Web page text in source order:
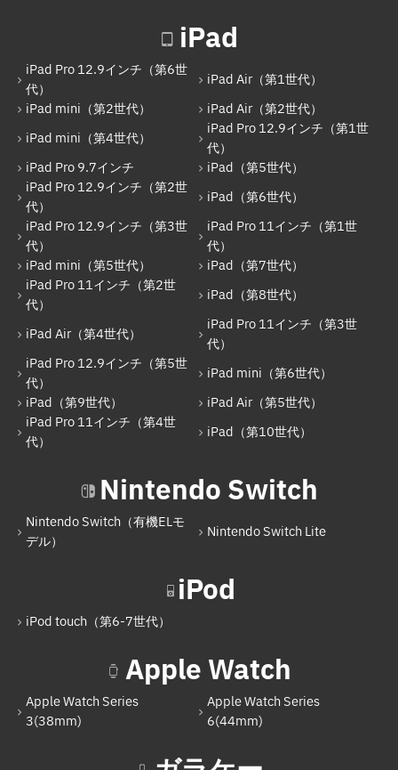
iPad Pro 12.9インチ（第3世代）
iPad Pro 11インチ（第1世代）
iPad mini（第5世代）
iPad（第7世代）
iPad Air（第4世代）
iPad Pro 12.9インチ（第5世代）
iPad mini（第6世代）
iPad（第9世代）
iPad Pro 11インチ（第4世代）
Nintendo Switch
iPod touch（第6-7世代）
Apple Watch
iPad
iPad Pro 12.9インチ（第6世
代）
iPad Air（第1世代）
iPad mini（第2世代）
iPad Air（第2世代）
iPad mini（第4世代）
iPad Pro 12.9インチ（第1世
代）
iPad Pro 9.7インチ
iPad（第5世代）
iPad Pro 12.9インチ（第2世
代）
iPad（第6世代）
iPad Pro 12.9インチ（第3世
代）
iPad Pro 11インチ（第1世
代）
iPad mini（第5世代）
iPad（第7世代）
iPad Pro 11インチ（第2世
代）
iPad（第8世代）
iPad Air（第4世代）
iPad Pro 11インチ（第3世
代）
iPad Pro 12.9インチ（第5世
代）
iPad mini（第6世代）
iPad（第9世代）
iPad Air（第5世代）
iPad Pro 11インチ（第4世
代）
iPad（第10世代）
Nintendo Switch
Nintendo Switch（有機ELモ
デル）
Nintendo Switch Lite
iPod
iPod touch（第6-7世代）
Apple Watch
Apple Watch Series
3(38mm)
Apple Watch Series
6(44mm)